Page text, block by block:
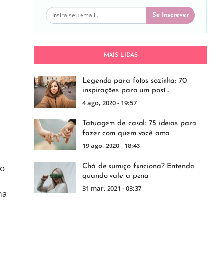
Se Inscrever
MAIS LIDAS
Legenda para fotos sozinha: 70
inspirações para um post…
4 ago, 2020 - 19:57
Tatuagem de casal: 75 ideias para
fazer com quem você ama
19 ago, 2020 - 18:43
Chá de sumiço funciona? Entenda
quando vale a pena
31 mar, 2021 - 03:37